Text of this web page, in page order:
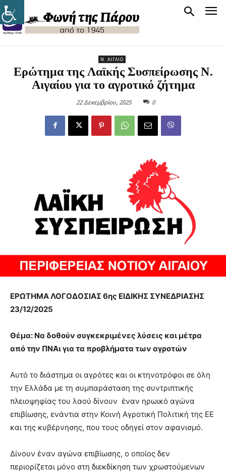
Ν. ΑΙΓΑΊΟ
Ερώτημα της Λαϊκής Συσπείρωσης Ν.
Αιγαίου για το αγροτικό ζήτημα
22 Δεκεμβρίου, 2025 0
ΕΡΩΤΗΜΑ ΛΟΓΟΔΟΣΙΑΣ 6ης ΕΙΔΙΚΗΣ ΣΥΝΕΔΡΙΑΣΗΣ
23/12/2025
Θέμα: Να δοθούν συγκεκριμένες λύσεις και μέτρα
από την ΠΝΑι για τα προβλήματα των αγροτών
Αυτό το διάστημα οι αγρότες και οι κτηνοτρόφοι σε όλη
την Ελλάδα με τη συμπαράσταση της συντριπτικής
πλειοψηφίας του λαού δίνουν έναν ηρωικό αγώνα
επιβίωσης, ενάντια στην Κοινή Αγροτική Πολιτική της ΕΕ
και της κυβέρνησης, που τους οδηγεί στον αφανισμό.
Δίνουν έναν αγώνα επιβίωσης, ο οποίος δεν
περιορίζεται μόνο στη διεκδίκηση των χρωστούμενων